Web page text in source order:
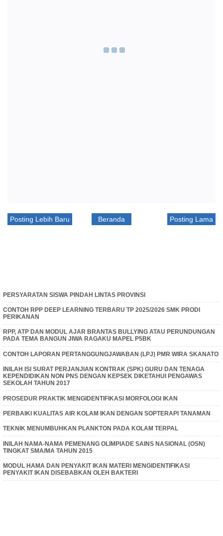
Posting Lebih Baru Posting Lama
Beranda
PERSYARATAN SISWA PINDAH LINTAS PROVINSI
CONTOH RPP DEEP LEARNING TERBARU TP 2025/2026 SMK PRODI
PERIKANAN
RPP, ATP DAN MODUL AJAR BRANTAS BULLYING ATAU PERUNDUNGAN
PADA TEMA BANGUN JIWA RAGAKU MAPEL P5BK
CONTOH LAPORAN PERTANGGUNGJAWABAN (LPJ) PMR WIRA SKANATO
INILAH ISI SURAT PERJANJIAN KONTRAK (SPK) GURU DAN TENAGA
KEPENDIDIKAN NON PNS DENGAN KEPSEK DIKETAHUI PENGAWAS
SEKOLAH TAHUN 2017
PROSEDUR PRAKTIK MENGIDENTIFIKASI MORFOLOGI IKAN
PERBAIKI KUALITAS AIR KOLAM IKAN DENGAN SOPTERAPI TANAMAN
TEKNIK MENUMBUHKAN PLANKTON PADA KOLAM TERPAL
INILAH NAMA-NAMA PEMENANG OLIMPIADE SAINS NASIONAL (OSN)
TINGKAT SMA/MA TAHUN 2015
MODUL HAMA DAN PENYAKIT IKAN MATERI MENGIDENTIFIKASI
PENYAKIT IKAN DISEBABKAN OLEH BAKTERI